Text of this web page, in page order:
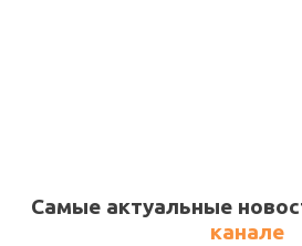
Самые актуальные
канале